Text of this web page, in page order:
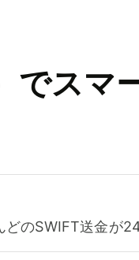
でスマ
どのSWIFT送金が